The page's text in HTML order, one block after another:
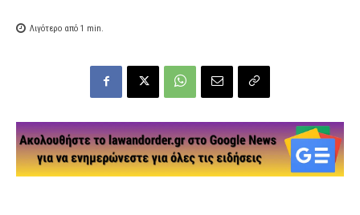
Λιγότερο από 1 min.